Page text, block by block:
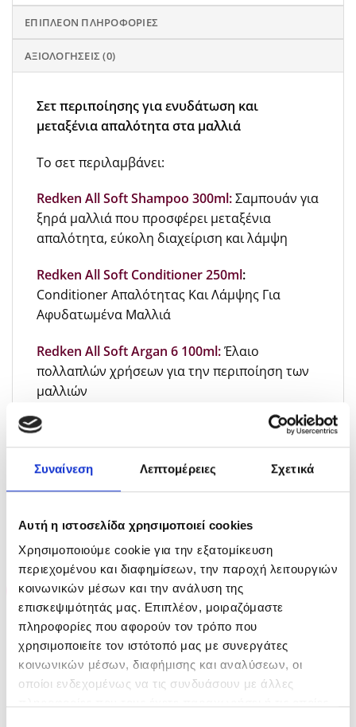
Συναίνεση Λεπτομέρειες Σχετικά
Αυτή η ιστοσελίδα χρησιμοποιεί cookies
Χρησιμοποιούμε cookie για την εξατομίκευση
περιεχομένου και διαφημίσεων, την παροχή λειτουργιών
κοινωνικών μέσων και την ανάλυση της
επισκεψιμότητάς μας. Επιπλέον, μοιραζόμαστε
πληροφορίες που αφορούν τον τρόπο που
χρησιμοποιείτε τον ιστότοπό μας με συνεργάτες
κοινωνικών μέσων, διαφήμισης και αναλύσεων, οι
οποίοι ενδεχομένως να τις συνδυάσουν με άλλες
ΕΠΙΠΛΈΟΝ ΠΛΗΡΟΦΟΡΊΕΣ
ΑΞΙΟΛΟΓΉΣΕΙΣ (0)
Σετ περιποίησης για ενυδάτωση και
μεταξένια απαλότητα στα μαλλιά
Το σετ περιλαμβάνει:
Redken All Soft Shampoo 300ml:Σαμπουάν για
ξηρά μαλλιά που προσφέρει μεταξένια
απαλότητα, εύκολη διαχείριση και λάμψη
Redken All Soft Conditioner 250ml:
Conditioner Απαλότητας Και Λάμψης Για
Αφυδατωμένα Μαλλιά
Redken All Soft Argan 6 100ml:Έλαιο
πολλαπλών χρήσεων για την περιποίηση των
μαλλιών
ΣΧΕΤΙΚΆ ΠΡΟΪΌΝΤΑ
-25% -20%
ΕΞΑΝΤΛΗΜΈΝΟ